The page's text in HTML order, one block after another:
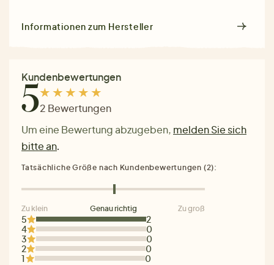
Informationen zum Hersteller
Kundenbewertungen
52 Bewertungen
Um eine Bewertung abzugeben, melden Sie sich
bitte an.
5
2
4
0
3
0
2
0
1
0
Tatsächliche Größe nach Kundenbewertungen (2):
Zu klein Genau richtig Zu groß